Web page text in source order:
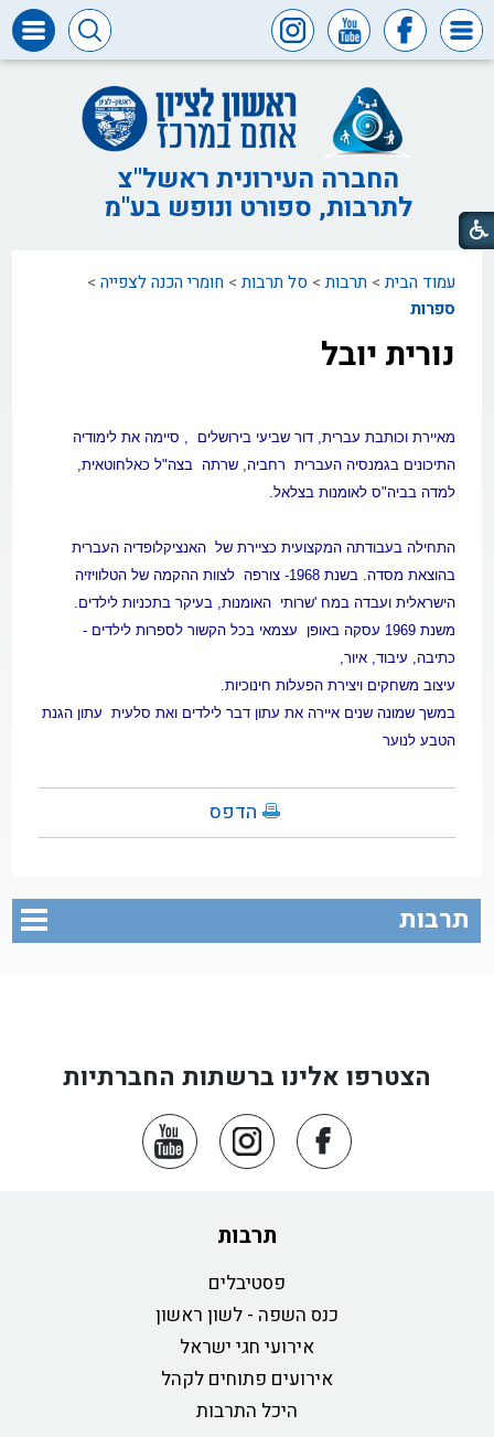
ומכרזים
חופש
המידע
דבר
ראש
דבר
המנכ"ל
דירקטוריון
החברה
קשר
החברה העירונית ראשל"צ
לתרבות, ספורט ונופש בע"מ
עמוד הבית >תרבות >סל תרבות >חומרי הכנה לצפייה >
ספרות
נורית יובל
מאיירת וכותבת עברית, דור שביעי בירושלים , סיימה את לימודיה
התיכונים בגמנסיה העברית רחביה, שרתה
בצה"ל כאלחוטאית,
למדה בביה"ס לאומנות בצלאל.
התחילה בעבודתה המקצועית כציירת של האנציקלופדיה העברית
בהוצאת מסדה. בשנת 1968- צורפה
לצוות ההקמה של הטלוויזיה
הישראלית ועבדה במח 'שרותי
האומנות, בעיקר בתכניות לילדים.
משנת 1969 עסקה באופן
עצמאי בכל הקשור לספרות לילדים -
כתיבה, עיבוד, איור,
עיצוב משחקים ויצירת הפעלות חינוכיות.
במשך שמונה שנים איירה את עתון דבר לילדים ואת סלעית עתון הגנת
הטבע לנוער
הדפס
תרבות
הצטרפו אלינו ברשתות החברתיות
תרבות
פסטיבלים
כנס השפה - לשון ראשון
אירועי חגי ישראל
אירועים פתוחים לקהל
היכל התרבות